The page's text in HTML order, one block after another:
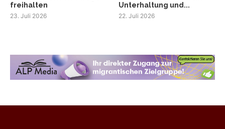
freihalten
23. Juli 2026
Unterhaltung und...
22. Juli 2026